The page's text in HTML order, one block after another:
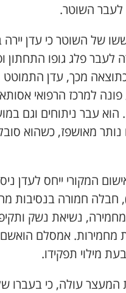
השוטר.
של השוטר כי עדן יירה
לעבר פלג גופו התחתון
מכך, עדן
למרכז הרפואי
הוא עבר ניתוחים וגם
נותר מאושפז, כשהוא
המקורי ייחס לעדן
חבלה חמורה בנסיבות
מחמירה, נשיאת נשק
מחמירות. אמסלם
מילוי תפקידו.
עולה, כי בעברו